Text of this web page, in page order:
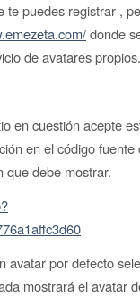
te puedes registrar ,
donde
de avatares propios.
en cuestión acepte
en el código
que debe mostrar.
avatar por defecto
mostrará el avatar